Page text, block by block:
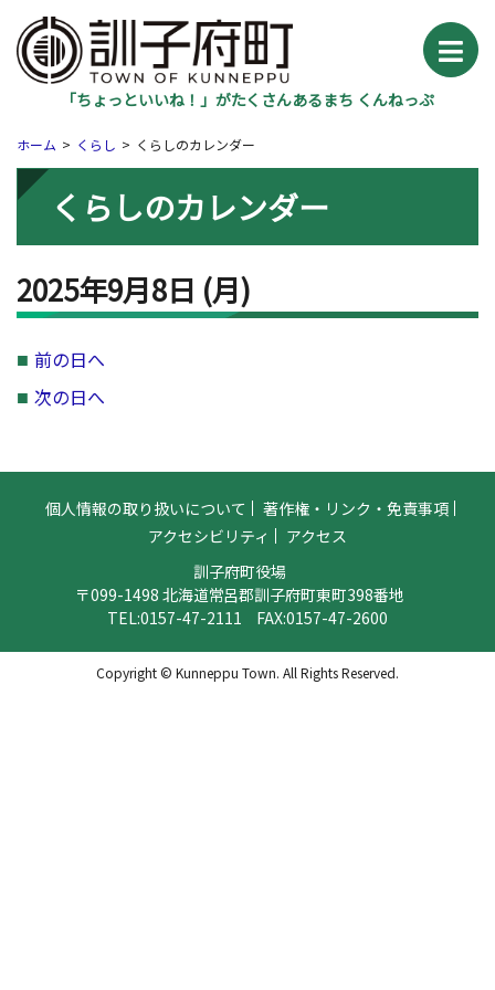
「ちょっといいね！」がたくさんあるまち くんねっぷ
ホーム くらし くらしのカレンダー
くらしのカレンダー
2025年9月8日 (月)
前の日へ
次の日へ
個人情報の取り扱いについて
著作権・リンク・免責事項
アクセシビリティ
アクセス
訓子府町役場
〒099-1498 北海道常呂郡訓子府町東町398番地
TEL:0157-47-2111 FAX:0157-47-2600
Copyright © Kunneppu Town. All Rights Reserved.